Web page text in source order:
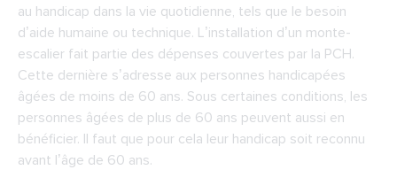
au handicap dans la vie quotidienne, tels que le besoin
d’aide humaine ou technique. L’installation d’un monte-
escalier fait partie des dépenses couvertes par la PCH.
Cette dernière s’adresse aux personnes handicapées
âgées de moins de 60 ans. Sous certaines conditions, les
personnes âgées de plus de 60 ans peuvent aussi en
bénéficier. Il faut que pour cela leur handicap soit reconnu
avant l’âge de 60 ans.